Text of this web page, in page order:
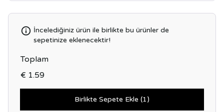
İncelediğiniz ürün ile birlikte bu ürünler de
sepetinize eklenecektir!
Toplam
€ 1.59
Birlikte Sepete Ekle (1)